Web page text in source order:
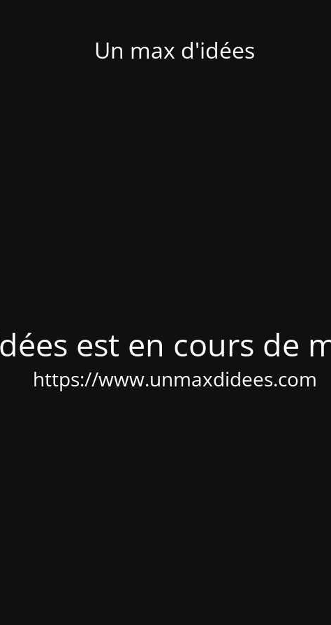
Un max d'idées
est en cours de
https://www.unmaxdidees.com